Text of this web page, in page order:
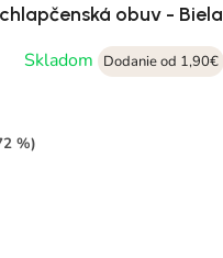
obuv - Biela
Skladom
Dodanie od 1,90€
%)